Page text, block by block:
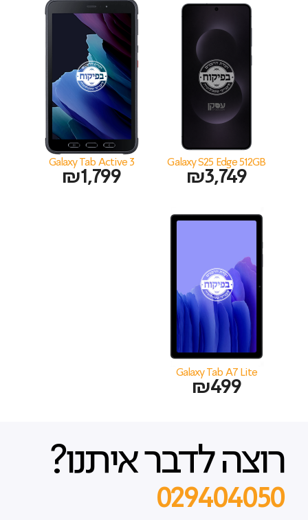
Galaxy S25 Edge 512GB
₪3,749
Galaxy Tab Active 3
₪1,799
Galaxy Tab A7 Lite
₪499
רוצה לדבר איתנו?
029404050